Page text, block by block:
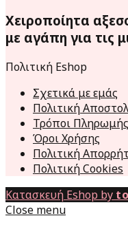
Χειροποίητα
με αγάπη για τις
Πολιτική Eshop
Σχετικά με εμάς
Πολιτική
Τρόποι Πληρωμής
Όροι Χρήσης
Πολιτική
Πολιτική Cookies
Κατασκευή Eshop by
Close menu